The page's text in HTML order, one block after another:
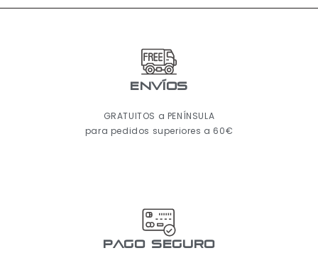
ENVÍOS
GRATUITOS a PENÍNSULA
para pedidos superiores a 60€
pago seguro